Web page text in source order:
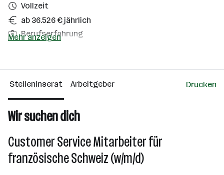
Vollzeit
ab 36.526 € jährlich
Berufserfahrung
501 - 2500 Mitarbeiter*innen
Mehr anzeigen
Stelleninserat Arbeitgeber Drucken
Wir suchen dich
Customer Service Mitarbeiter für
französische Schweiz (w/m/d)